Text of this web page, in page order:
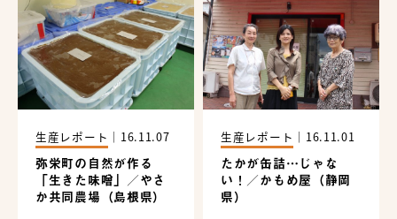
生産レポート ｜ 16.11.07
弥栄町の自然が作る
「生きた味噌」／やさ
か共同農場（島根県）
生産レポート ｜ 16.11.01
たかが缶詰…じゃな
い！／かもめ屋（静岡
県）